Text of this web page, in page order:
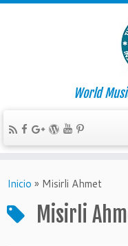
World
Inicio » Misirli Ahmet
Misirli